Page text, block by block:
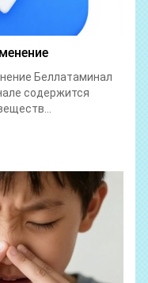
Беллатаминал
содержится